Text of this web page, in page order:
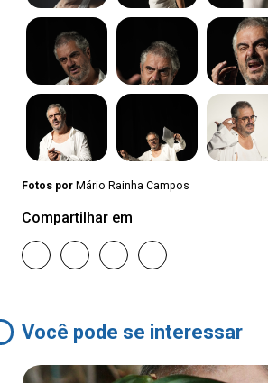
Fotos por Mário Rainha Campos
Compartilhar em
Você pode se interessar